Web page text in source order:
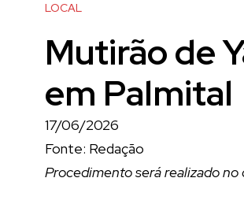
LOCAL
Mutirão de
em Palmital
17/06/2026
Fonte: Redação
Procedimento será realizado